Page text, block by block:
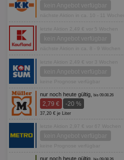
kein Angebot verfügbar
nächste Aktion in ca. 10 - 11 Wochen
letzte Aktion 2,49 € vor 5 Wochen
kein Angebot verfügbar
nächste Aktion in ca. 8 - 9 Wochen
letzte Aktion 2,49 € vor 3 Wochen
kein Angebot verfügbar
keine Prognose verfügbar
nur noch heute gültig, bis 09.08.26
2,79 € -20 %
37,20 € je Liter
letzte Aktion 2,97 € vor 67 Wochen
kein Angebot verfügbar
keine Prognose verfügbar
nur noch heute gültig,